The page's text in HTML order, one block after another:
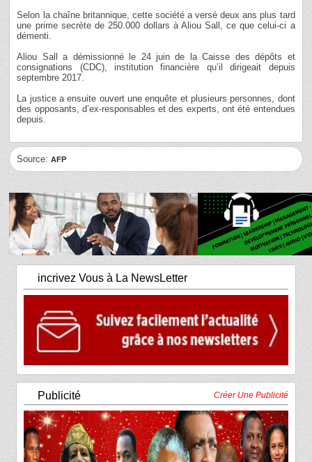
Selon la chaîne britannique, cette société a versé deux ans plus tard
une prime secrète de 250.000 dollars à Aliou Sall, ce que celui-ci a
démenti.
Aliou Sall a démissionné le 24 juin de la Caisse des dépôts et
consignations (CDC), institution financière qu’il dirigeait depuis
septembre 2017.
La justice a ensuite ouvert une enquête et plusieurs personnes, dont
des opposants, d’ex-responsables et des experts, ont été entendues
depuis.
Source:AFP
incrivez Vous à La NewsLetter
Publicité Créer Une Publicité